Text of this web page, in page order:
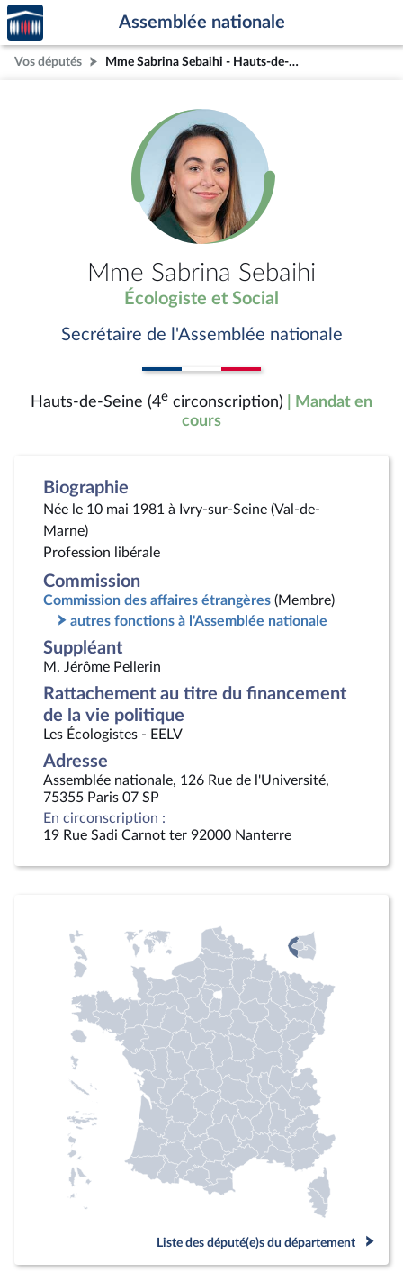
Aller au contenu
Aller en bas de la page
Accèder
à la
page
d'accueil
Assemblée nationale
Vos députés Mme Sabrina Sebaihi - Hauts-de-Seine (4e circonscription)
Mme Sabrina Sebaihi
Écologiste et Social
Secrétaire de l'Assemblée nationale
Hauts-de-Seine (4e circonscription)
| Mandat en
cours
Biographie
Née le 10 mai 1981 à Ivry-sur-Seine (Val-de-
Marne)
Profession libérale
Commission
Commission des affaires étrangères (Membre)
autres fonctions à l'Assemblée nationale
Suppléant
M. Jérôme Pellerin
Rattachement au titre du financement
de la vie politique
Les Écologistes - EELV
Adresse
Assemblée nationale, 126 Rue de l'Université,
75355 Paris 07 SP
En circonscription :
19 Rue Sadi Carnot ter 92000 Nanterre
Liste des député(e)s du département